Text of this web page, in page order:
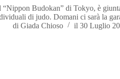
Budokan” di Tokyo, è
di judo. Domani ci sarà la
di Giada Chioso il 30 Luglio